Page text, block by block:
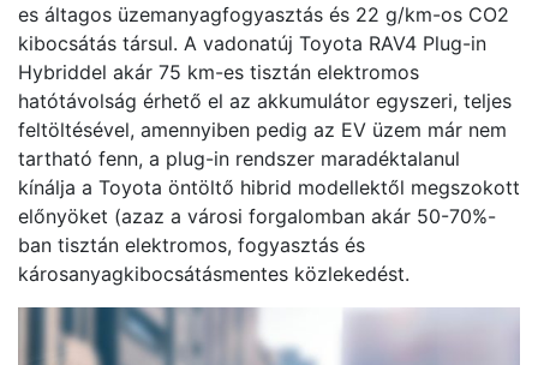
es áltagos üzemanyagfogyasztás és 22 g/km-os CO2
kibocsátás társul. A vadonatúj Toyota RAV4 Plug-in
Hybriddel akár 75 km-es tisztán elektromos
hatótávolság érhető el az akkumulátor egyszeri, teljes
feltöltésével, amennyiben pedig az EV üzem már nem
tartható fenn, a plug-in rendszer maradéktalanul
kínálja a Toyota öntöltő hibrid modellektől megszokott
előnyöket (azaz a városi forgalomban akár 50-70%-
ban tisztán elektromos, fogyasztás és
károsanyagkibocsátásmentes közlekedést.